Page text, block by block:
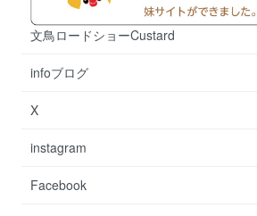
文鳥ロードショーCustard
infoブログ
X
instagram
Facebook